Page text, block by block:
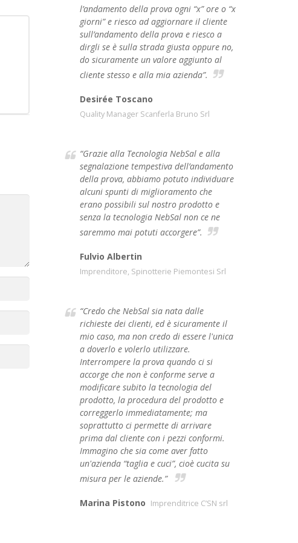
l’andamento della prova ogni “x” ore o “x
giorni” e riesco ad aggiornare il cliente
sull’andamento della prova e riesco a
dirgli se è sulla strada giusta oppure no,
do sicuramente un valore aggiunto al
cliente stesso e alla mia azienda”.
Desirée Toscano
Quality Manager Scanferla Bruno Srl
“Grazie alla Tecnologia NebSal e alla
segnalazione tempestiva dell’andamento
della prova, abbiamo potuto individuare
alcuni spunti di miglioramento che
erano possibili sul nostro prodotto e
senza la tecnologia NebSal non ce ne
saremmo mai potuti accorgere”.
Fulvio Albertin
Imprenditore, Spinotterie Piemontesi Srl
“Credo che NebSal sia nata dalle
richieste dei clienti, ed è sicuramente il
mio caso, ma non credo di essere l'unica
a doverlo e volerlo utilizzare.
Interrompere la prova quando ci si
accorge che non è conforme serve a
modificare subito la tecnologia del
prodotto, la procedura del prodotto e
correggerlo immediatamente; ma
soprattutto ci permette di arrivare
prima dal cliente con i pezzi conformi.
Immagino che sia come aver fatto
un'azienda “taglia e cuci”, cioè cucita su
misura per le aziende.”
Marina Pistono Imprenditrice C’SN srl